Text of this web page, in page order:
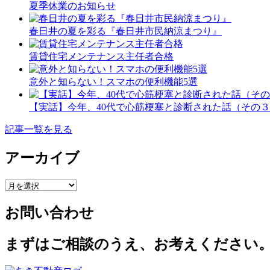
夏季休業のお知らせ
春日井の夏を彩る『春日井市民納涼まつり』
賃貸住宅メンテナンス主任者合格
意外と知らない！スマホの便利機能5選
【実話】今年、40代で心筋梗塞と診断された話（その
記事一覧を見る
アーカイブ
ア
カ
イ
ブ
お問い合わせ
まずはご相談のうえ、お考えください